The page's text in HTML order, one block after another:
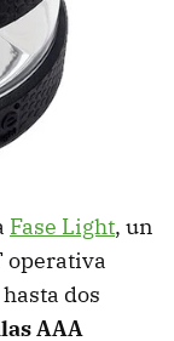
Fase Light, un
operativa
dos
AAA